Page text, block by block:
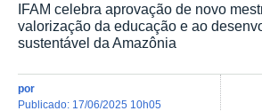
IFAM celebra aprovação de novo
valorização da educação e ao
sustentável da Amazônia
por
publicado: 17/06/2025 10h05